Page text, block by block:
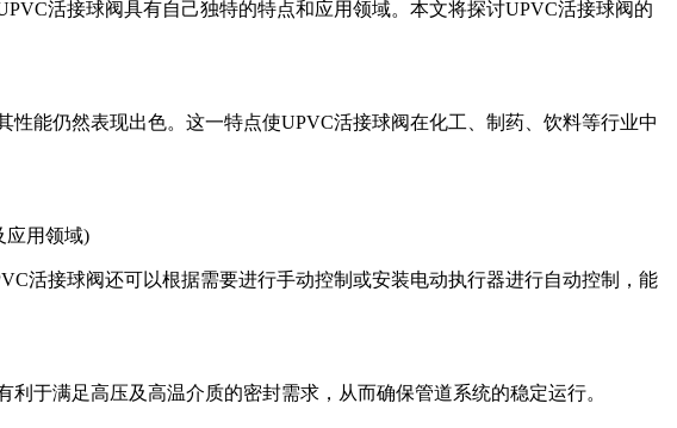
活接球阀具有自己独特的特点和应用领域。本文将探讨UPVC活接球阀的
能仍然表现出色。这一特点使UPVC活接球阀在化工、制药、饮料等行业中
活接球阀还可以根据需要进行手动控制或安装电动执行器进行自动控制，能
于满足高压及高温介质的密封需求，从而确保管道系统的稳定运行。